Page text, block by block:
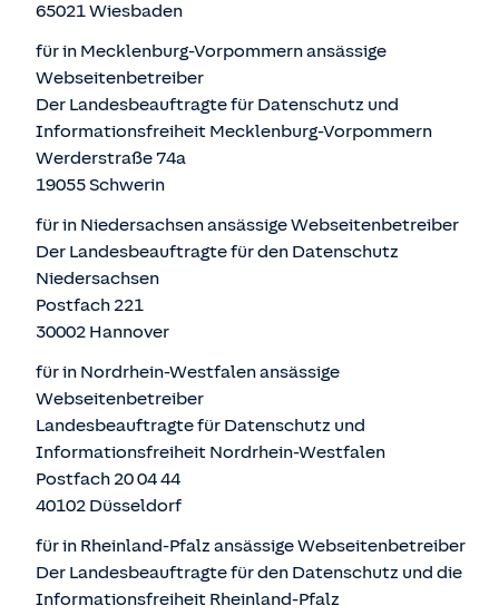
65021 Wiesbaden
für in Mecklenburg-Vorpommern ansässige
Webseitenbetreiber
Der Landesbeauftragte für Datenschutz und
Informationsfreiheit Mecklenburg-Vorpommern
Werderstraße 74a
19055 Schwerin
für in Niedersachsen ansässige Webseitenbetreiber
Der Landesbeauftragte für den Datenschutz
Niedersachsen
Postfach 221
30002 Hannover
für in Nordrhein-Westfalen ansässige
Webseitenbetreiber
Landesbeauftragte für Datenschutz und
Informationsfreiheit Nordrhein-Westfalen
Postfach 20 04 44
40102 Düsseldorf
für in Rheinland-Pfalz ansässige Webseitenbetreiber
Der Landesbeauftragte für den Datenschutz und die
Informationsfreiheit Rheinland-Pfalz